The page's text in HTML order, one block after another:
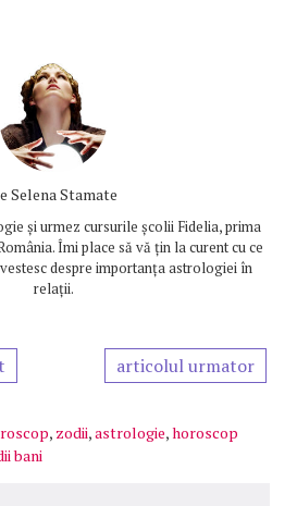
Selena Stamate
și urmez cursurile școlii Fidelia, prima
Îmi place să vă țin la curent cu ce
despre importanța astrologiei în
relații.
articolul urmator
, zodii,astrologie,horoscop
bani